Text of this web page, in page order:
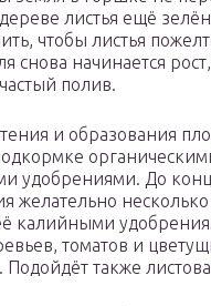
листья ещё
чтобы листья
снова начинается
полив.
и образования
удобрениями. До
желательно несколько
калийными
томатов и
Подойдёт также